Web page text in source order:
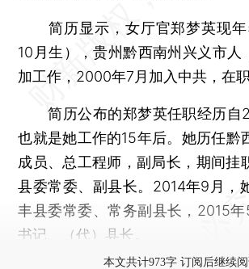
简历显示，女厅官郑梦英现年
10月生），贵州黔西南州兴义市人
加工作，2000年7月加入中共，在职
简历公布的郑梦英任职经历自
也就是她工作的15年后。她历任黔
成员、总工程师，副局长，期间挂
县委常委、副县长。2014年9月，
丰县委常委、常务副县长，2015
书记、（代）县长。
本文共计973字 订阅后继续